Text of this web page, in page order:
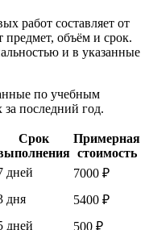
работ составляет от
объём и срок.
и в указанные
по учебным
последний год.
Срок
Примерная
стоимость
дней
7000 ₽
дня
5400 ₽
дней 500 ₽